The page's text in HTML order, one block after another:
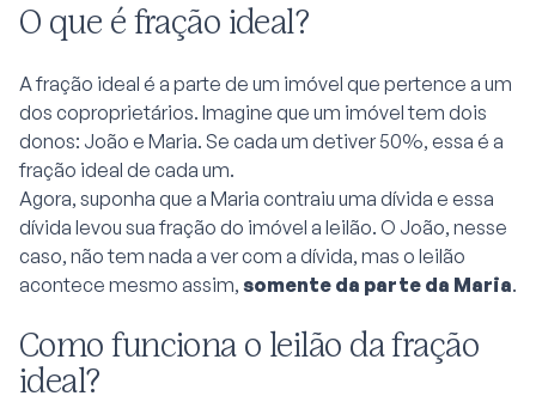
O que é fração ideal?
A fração ideal é a parte de um imóvel que pertence a um
dos coproprietários. Imagine que um imóvel tem dois
donos: João e Maria. Se cada um detiver 50%, essa é a
fração ideal de cada um.
Agora, suponha que a Maria contraiu uma dívida e essa
dívida levou sua fração do imóvel a leilão. O João, nesse
caso, não tem nada a ver com a dívida, mas o leilão
acontece mesmo assim, somente da parte da Maria.
Como funciona o leilão da fração
ideal?